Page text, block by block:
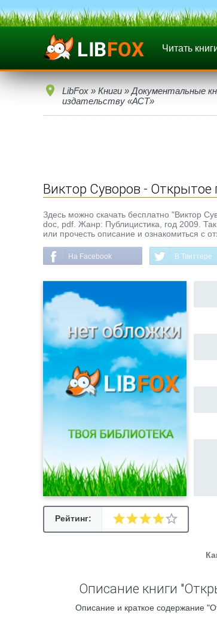
Читать
LibFox » Книги » Документальные
издательству «АСТ»
Виктор Суворов - Открытое
Здесь можно скачать бесплатно "Виктор
doc, pdf. Жанр: Публицистика, год 2009.
или прочесть описание и ознакомиться с
На Facebook В Твиттере
Рейтинг:
Описание книги
Описание и краткое содержание